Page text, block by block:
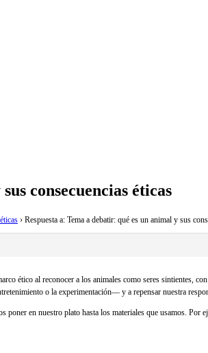
consecuencias éticas
› Respuesta a: Tema a debatir: qué es un animal y sus
ético al reconocer a los animales como seres sintientes,
o la experimentación— y a repensar nuestra
poner en nuestro plato hasta los materiales que usamos.